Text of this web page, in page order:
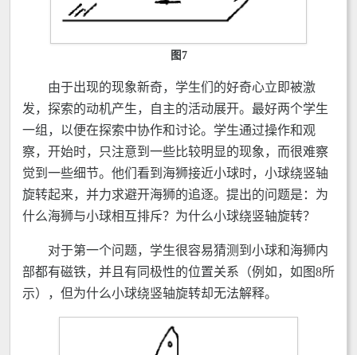
图7
由于出现的现象新奇，学生们的好奇心立即被激
发，探索的动机产生，自主的活动展开。最好两个学生
一组，以便在探索中协作和讨论。学生通过操作和观
察，开始时，只注意到一些比较明显的现象，而很难察
觉到一些细节。他们看到海狮接近小球时，小球绕竖轴
旋转起来，并力求避开海狮的追逐。提出的问题是：为
什么海狮与小球相互排斥？为什么小球绕竖轴旋转？
对于第一个问题，学生很容易猜测到小球和海狮内
部都有磁铁，并且有同极性的位置关系（例如，如图8所
示），但为什么小球绕竖轴旋转却无法解释。